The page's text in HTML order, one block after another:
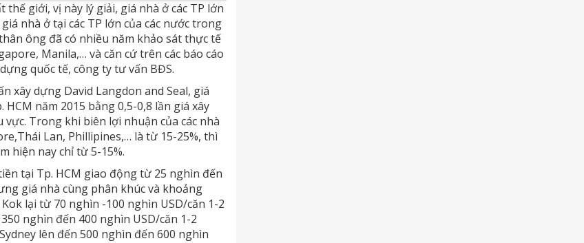
giới, vị này lý giải, giá nhà ở các TP lớn
nhà ở tại các TP lớn của các nước trong
ông đã có nhiều năm khảo sát thực tế
Manila,… và căn cứ trên các báo cáo
quốc tế, công ty tư vấn BĐS.
xây dựng David Langdon and Seal, giá
năm 2015 bằng 0,5-0,8 lần giá xây
Trong khi biên lợi nhuận của các nhà
Lan, Phillipines,… là từ 15-25%, thì
hiện nay chỉ từ 5-15%.
tại Tp. HCM giao động từ 25 nghìn đến
giá nhà cùng phân khúc và khoảng
lại từ 70 nghìn -100 nghìn USD/căn 1-2
nghìn đến 400 nghìn USD/căn 1-2
lên đến 500 nghìn đến 600 nghìn